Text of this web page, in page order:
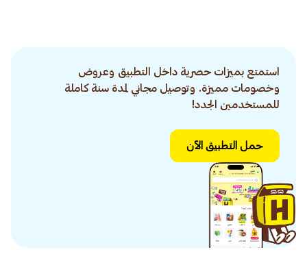
استمتع بميزات حصرية داخل التطبيق وعروض
وخصومات مميزة. وتوصيل مجاني لمدة سنة كاملة
للمستخدمين الجدد!
حمل التطبيق الآن